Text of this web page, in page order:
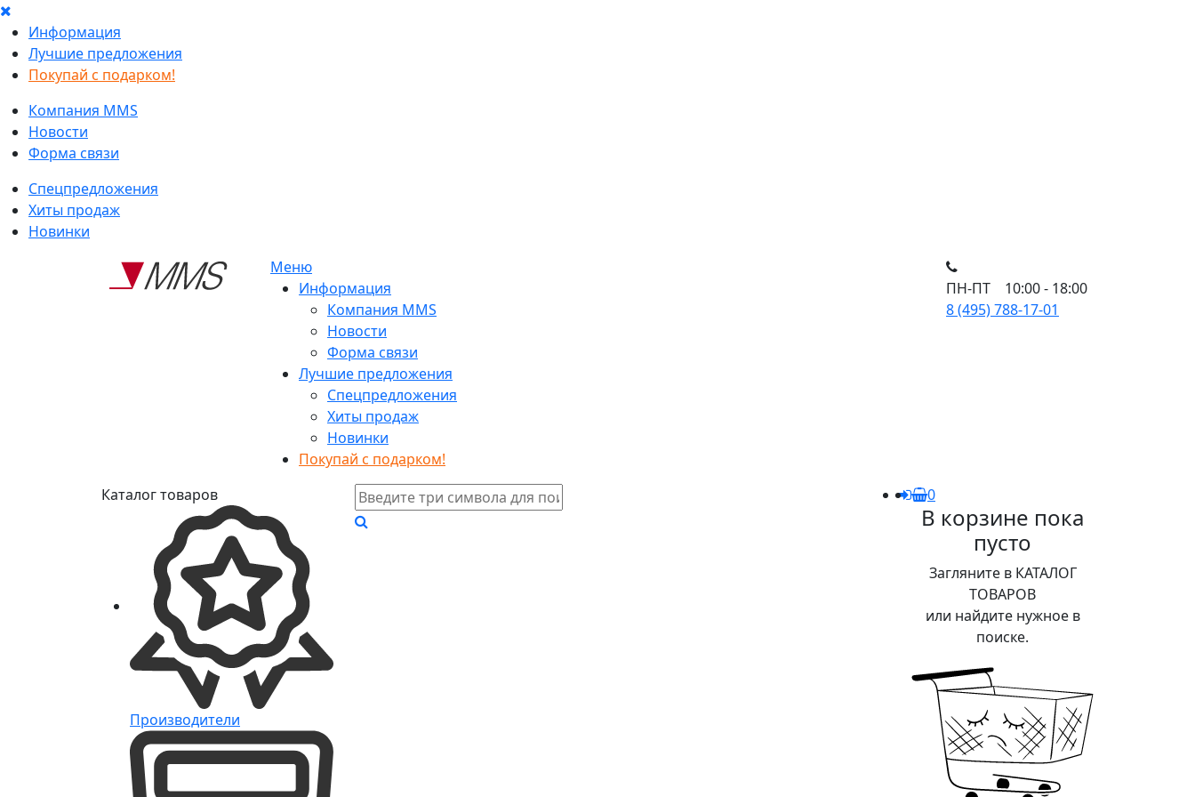
Информация
Лучшие предложения
Покупай с подарком!
Компания MMS
Новости
Форма связи
Спецпредложения
Хиты продаж
Новинки
Меню
Информация
Компания MMS
Новости
Форма связи
Лучшие предложения
Спецпредложения
Хиты продаж
Новинки
Покупай с подарком!
ПН-ПТ 10:00 - 18:00
8 (495) 788-17-01
Каталог товаров
Производители
0
В корзине пока
пусто
Загляните в КАТАЛОГ
ТОВАРОВ
или найдите нужное в
поиске.